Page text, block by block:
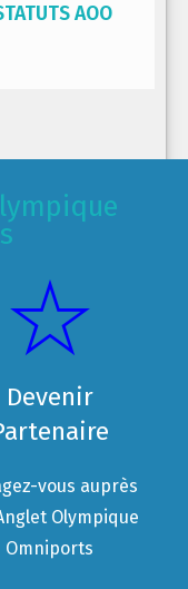
AOO
Devenir
vous auprès
Olympique
Omniports